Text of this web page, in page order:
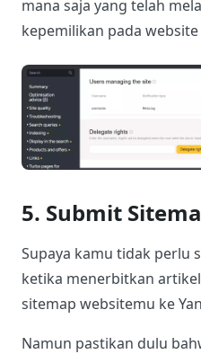
mana saja yang telah
kepemilikan pada
5. Submit
Supaya kamu tidak perlu
ketika menerbitkan
sitemap websitemu ke
Namun pastikan dulu